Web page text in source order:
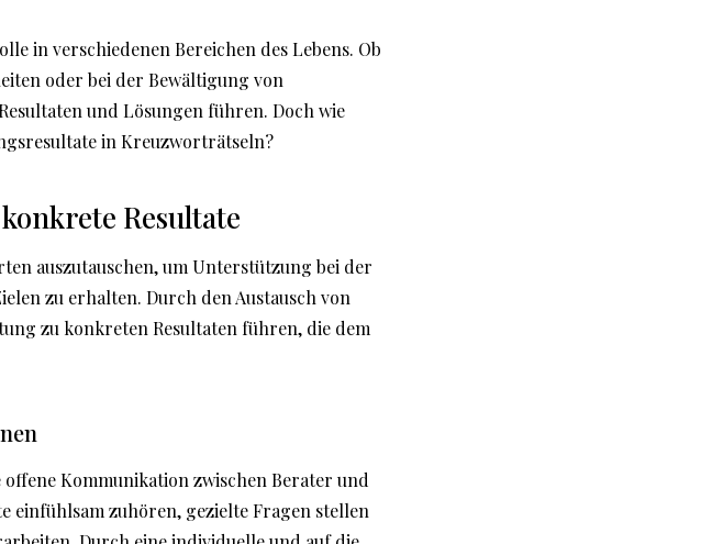
in verschiedenen Bereichen des Lebens. Ob
oder bei der Bewältigung von
und Lösungen führen. Doch wie
in Kreuzworträtseln?
Resultate
auszutauschen, um Unterstützung bei der
zu erhalten. Durch den Austausch von
zu konkreten Resultaten führen, die dem
Kommunikation zwischen Berater und
einfühlsam zuhören, gezielte Fragen stellen